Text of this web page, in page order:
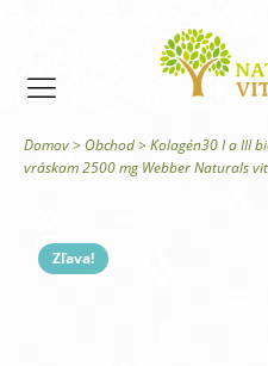
Domov> Obchod> Kolagén30 I a III
vráskam 2500 mg Webber Naturals
Zľava!